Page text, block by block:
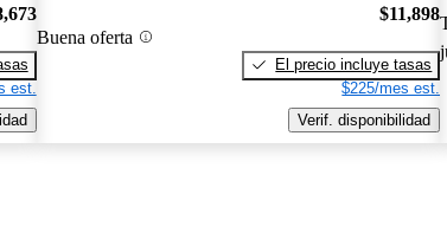
est.
Buena oferta
$11,898
El precio incluye tasas
$225/mes est.
Verif. disponibilidad